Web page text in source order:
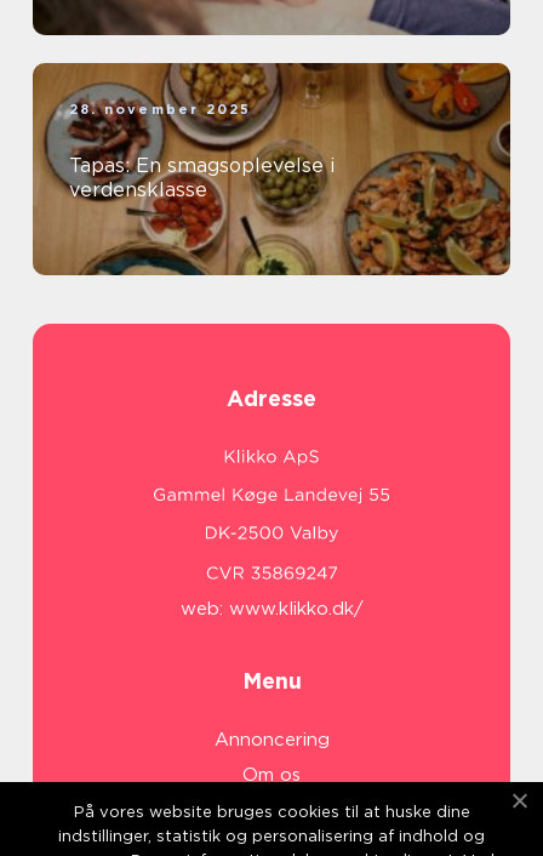
28. november 2025
Tapas: En smagsoplevelse i
verdensklasse
Adresse
web: www.klikko.dk/
Menu
Annoncering
Om os
Cookies
Kontakt os
På vores website bruges cookies til at huske dine
indstillinger, statistik og personalisering af indhold og